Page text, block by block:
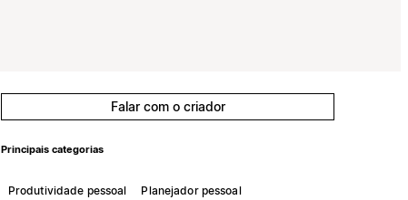
Falar com o criador
Principais categorias
Produtividade pessoal
Planejador pessoal